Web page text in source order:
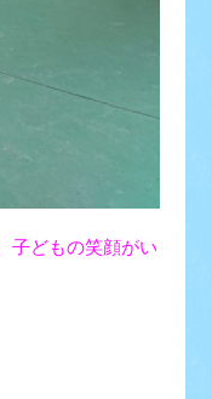
子どもの笑顔がい